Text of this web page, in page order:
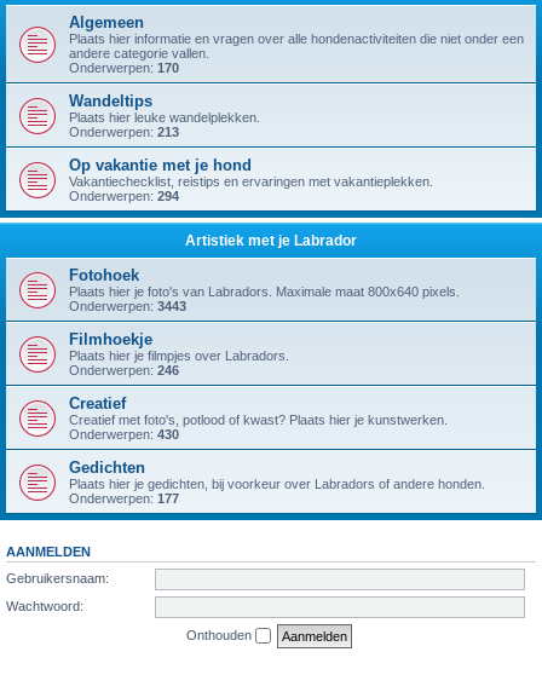
Algemeen
Plaats hier informatie en vragen over alle hondenactiviteiten die niet onder een
andere categorie vallen.
Onderwerpen: 170
Wandeltips
Plaats hier leuke wandelplekken.
Onderwerpen: 213
Op vakantie met je hond
Vakantiechecklist, reistips en ervaringen met vakantieplekken.
Onderwerpen: 294
Artistiek met je Labrador
Fotohoek
Plaats hier je foto's van Labradors. Maximale maat 800x640 pixels.
Onderwerpen: 3443
Filmhoekje
Plaats hier je filmpjes over Labradors.
Onderwerpen: 246
Creatief
Creatief met foto's, potlood of kwast? Plaats hier je kunstwerken.
Onderwerpen: 430
Gedichten
Plaats hier je gedichten, bij voorkeur over Labradors of andere honden.
Onderwerpen: 177
AANMELDEN
Gebruikersnaam:
Wachtwoord:
Onthouden